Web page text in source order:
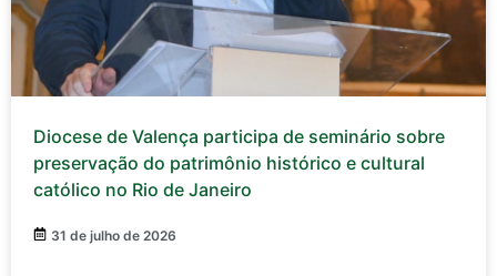
Diocese de Valença participa de seminário sobre
preservação do patrimônio histórico e cultural
católico no Rio de Janeiro
31 de julho de 2026